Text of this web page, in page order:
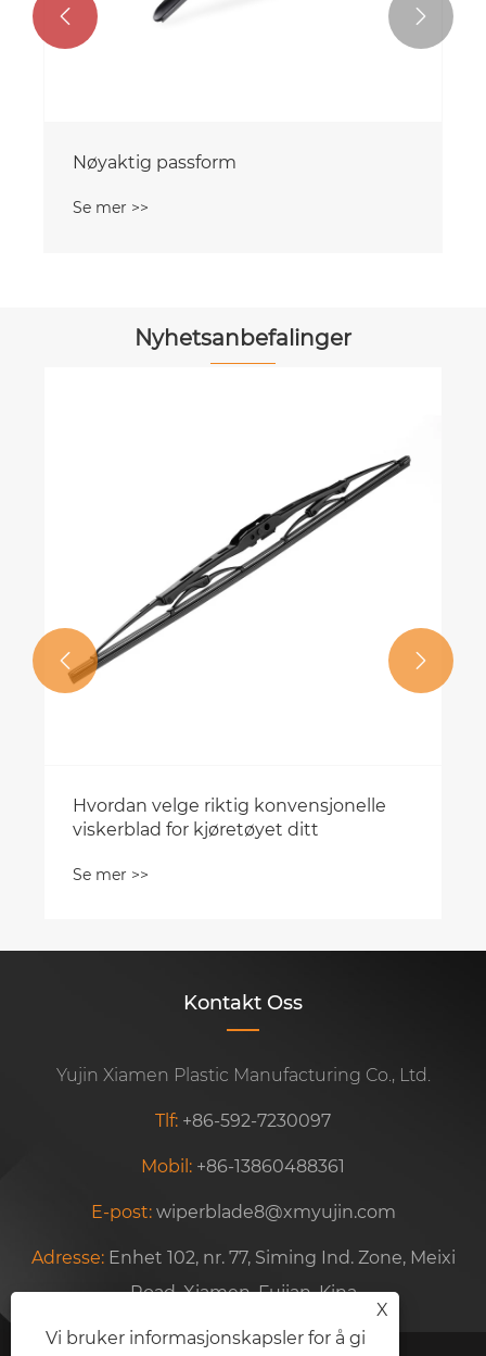
Nøyaktig passform
Se mer >>
 
Nyhetsanbefalinger
Hvordan velge riktig konvensjonelle
viskerblad for kjøretøyet ditt
Se mer >>
 
Kontakt Oss
Yujin Xiamen Plastic Manufacturing Co., Ltd.
Tlf: +86-592-7230097
Mobil: +86-13860488361
E-post: wiperblade8@xmyujin.com
Adresse: Enhet 102, nr. 77, Siming Ind. Zone, Meixi
Road, Xiamen, Fujian, Kina
X
Vi bruker informasjonskapsler for å gi